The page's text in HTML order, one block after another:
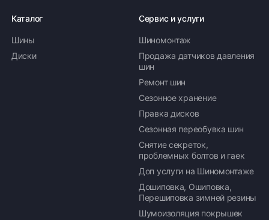
Каталог
Шины
Диски
Сервис и услуги
Шиномонтаж
Продажа датчиков давления
шин
Ремонт шин
Сезонное хранение
Правка дисков
Сезонная переобувка шин
Снятие секреток,
проблемных болтов и гаек
Доп услуги на Шиномонтаже
Дошиповка, Ошиповка,
Перешиповка зимней резины
Шумоизоляция покрышек